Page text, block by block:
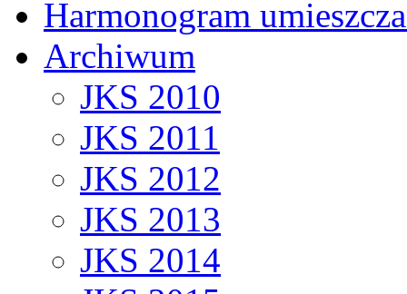
Harmonogram
Archiwum
JKS 2010
JKS 2011
JKS 2012
JKS 2013
JKS 2014